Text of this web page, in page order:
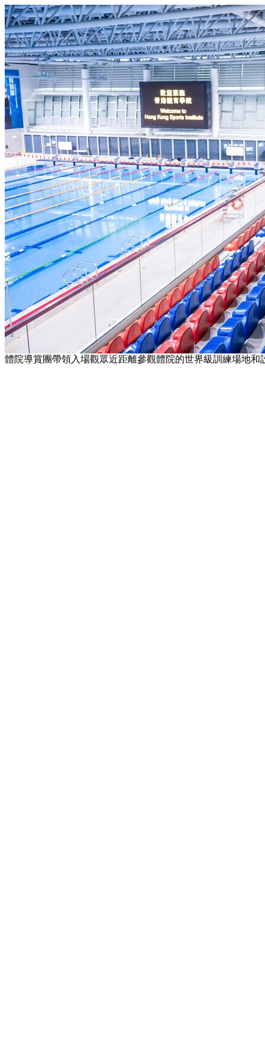
體院導賞團帶領入場觀眾近距離參觀體院的世界級訓練場地和